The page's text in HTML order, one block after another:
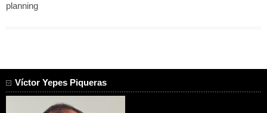
planning
Víctor Yepes Piqueras